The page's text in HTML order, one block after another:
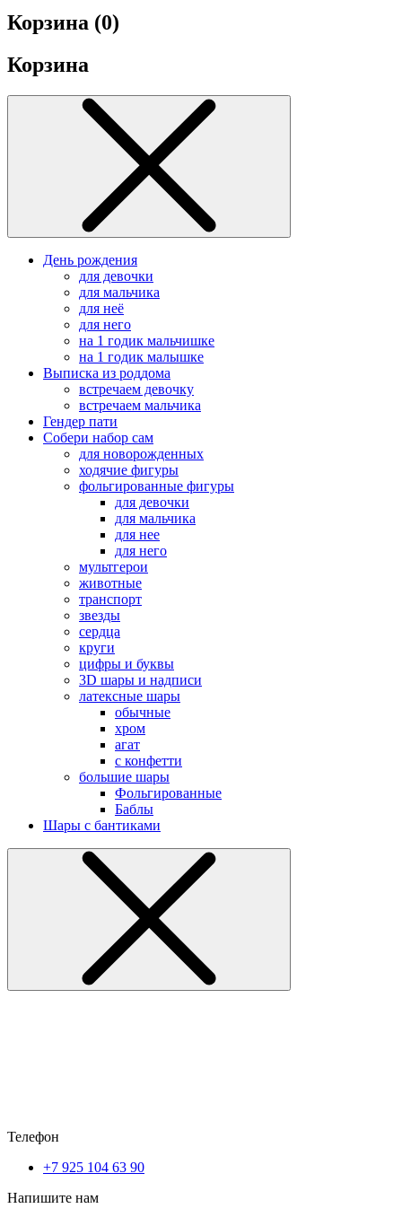
Корзина (0)
Корзина
День рождения
для девочки
для мальчика
для неё
для него
на 1 годик мальчишке
на 1 годик малышке
Выписка из роддома
встречаем девочку
встречаем мальчика
Гендер пати
Собери набор сам
для новорожденных
ходячие фигуры
фольгированные фигуры
для девочки
для мальчика
для нее
для него
мультгерои
животные
транспорт
звезды
сердца
круги
цифры и буквы
3D шары и надписи
латексные шары
обычные
хром
агат
с конфетти
большие шары
Фольгированные
Баблы
Шары с бантиками
Телефон
+7 925 104 63 90
Напишите нам